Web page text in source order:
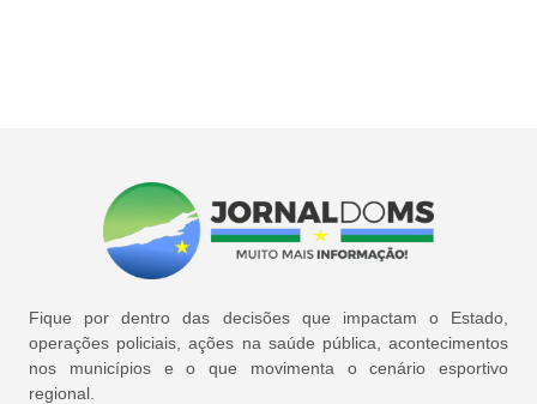
Fique por dentro das decisões que impactam o Estado,
operações policiais, ações na saúde pública, acontecimentos
nos municípios e o que movimenta o cenário esportivo
regional.